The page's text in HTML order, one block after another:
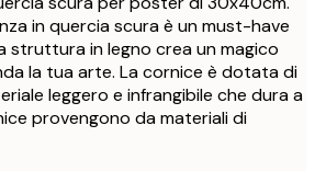
in quercia scura è un must-have
struttura in legno crea un magico
la tua arte. La cornice è dotata di
leggero e infrangibile che dura a
provengono da materiali di